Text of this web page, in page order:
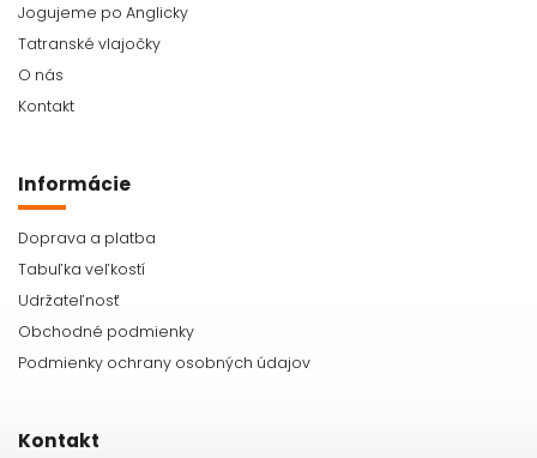
Jogujeme po Anglicky
Tatranské vlajočky
O nás
Kontakt
Informácie
Doprava a platba
Tabuľka veľkostí
Udržateľnosť
Obchodné podmienky
Podmienky ochrany osobných údajov
Kontakt